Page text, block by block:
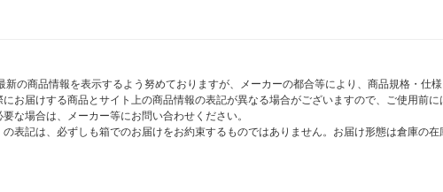
の商品情報を表示するよう努めておりますが、メーカーの都合等により、商品規格・仕
お届けする商品とサイト上の商品情報の表記が異なる場合がございますので、ご使用前
な場合は、メーカー等にお問い合わせください。
表記は、必ずしも箱でのお届けをお約束するものではありません。お届け形態は倉庫の